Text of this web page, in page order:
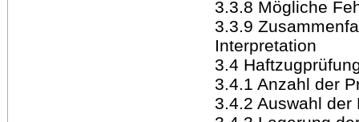
3.3.8 Mögliche
3.3.9
Interpretation
3.4
3.4.1 Anzahl der
3.4.2 Auswahl der